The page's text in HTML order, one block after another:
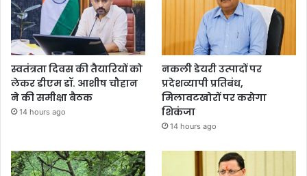
स्वतंत्रता दिवस की तैयारियों को
लेकर डीएम डॉ. आशीष चौहान
ने की समीक्षा बैठक
14 hours ago
नकली डेयरी उत्पादों पर
प्रदेशव्यापी प्रतिबंध,
मिलावटखोरों पर कसेगा
शिकंजा
14 hours ago